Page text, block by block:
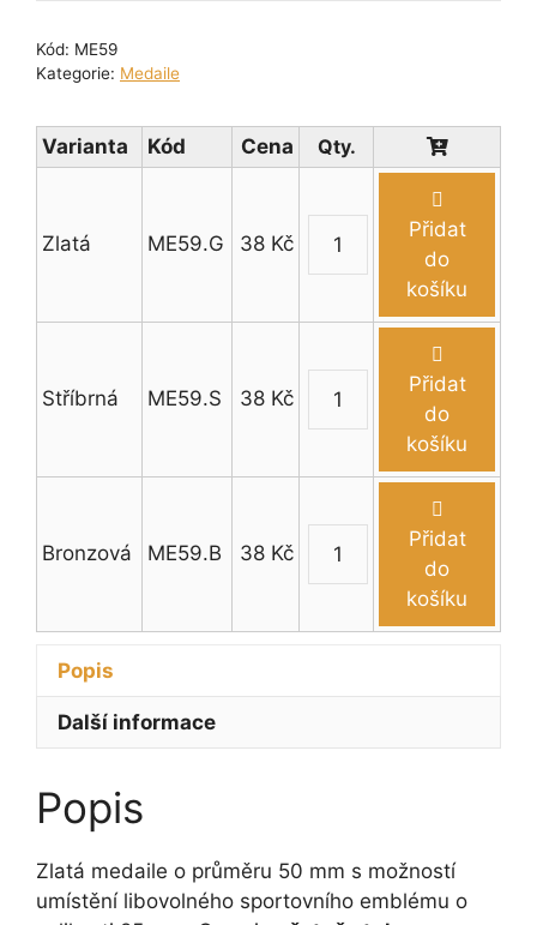
Kód: ME59
Kategorie: Medaile
Varianta Kód Cena
Zlatá ME59.G 38 Kč
Medaile
plamen
průměr
mm
množství
Přidat
do
košíku
Stříbrná ME59.S 38 Kč
Medaile
plamen
průměr
mm
množství
Přidat
do
košíku
Bronzová ME59.B 38 Kč
Medaile
plamen
průměr
Přidat
do
košíku
Popis
Další informace
Popis
Zlatá medaile o průměru 50 mm s možností
umístění libovolného sportovního emblému o